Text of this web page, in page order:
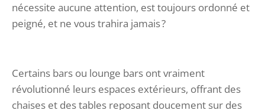
nécessite aucune attention, est toujours ordonné et
peigné, et ne vous trahira jamais ?
Certains bars ou lounge bars ont vraiment
révolutionné leurs espaces extérieurs, offrant des
chaises et des tables reposant doucement sur des